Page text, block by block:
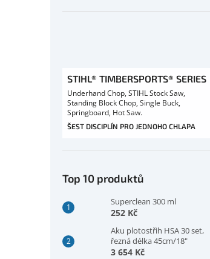
STIHL® TIMBERSPORTS® SERIES
Underhand Chop, STIHL Stock Saw,
Standing Block Chop, Single Buck,
Springboard, Hot Saw.
ŠEST DISCIPLÍN PRO JEDNOHO CHLAPA
Top 10 produktů
Superclean 300 ml
252 Kč
Aku plotostřih HSA 30 set,
řezná délka 45cm/18"
3 654 Kč